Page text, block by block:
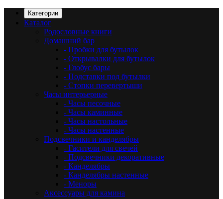
Категории
Каталог
Родословные книги
Домашний бар
- Пробки для бутылок
- Открывалки для бутылок
- Глобус бары
- Подставки под бутылки
- Стопки перевертыши
Часы интерьерные
- Часы песочные
- Часы каминные
- Часы настольные
- Часы настенные
Подсвечники и канделябры
- Гасители для свечей
- Подсвечники декоративные
- Канделябры
- Канделябры настенные
- Меноры
Аксессуары для камина